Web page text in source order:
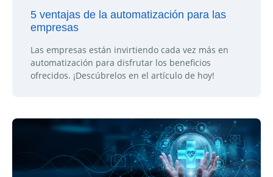
5 ventajas de la automatización para las
empresas
Las empresas están invirtiendo cada vez más en
automatización para disfrutar los beneficios
ofrecidos. ¡Descúbrelos en el artículo de hoy!